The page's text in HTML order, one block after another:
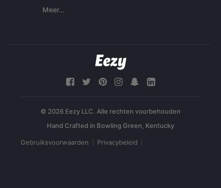
Meer...
© 2026 Eezy LLC. Alle rechten voorbehouden
Gebruiksvoorwaarden Privacybeleid